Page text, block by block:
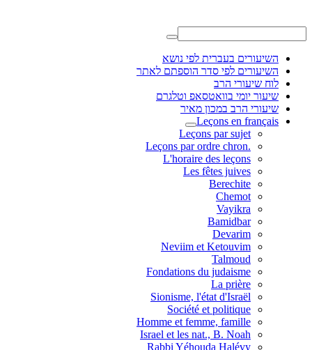
השיעורים בעברית לפי נושא
השיעורים לפי סדר הוספתם לאתר
לוח שיעורי הרב
שיעור יומי בוואטסאפ וטלגרם
שיעורי הרב במכון מאיר
Leçons en français
Leçons par sujet
.Leçons par ordre chron
L'horaire des leçons
Les fêtes juives
Berechite
Chemot
Vayikra
Bamidbar
Devarim
Neviim et Ketouvim
Talmoud
Fondations du judaisme
La prière
Sionisme, l'état d'Israël
Société et politique
Homme et femme, famille
Israel et les nat., B. Noah
Rabbi Yéhouda Halévy